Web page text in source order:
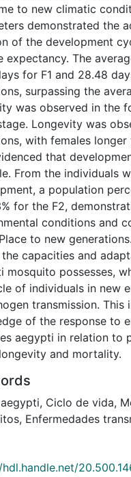
to new climatic
demonstrated the
of the development
expectancy. The
for F1 and 28.48
surpassing the
was observed in the
Longevity was
with females longer
that
From the individuals
a population
for the F2,
conditions and
to new
capacities and
mosquito possesses,
of individuals in new
transmission.
of the response to
aegypti in relation to
and mortality.
, Ciclo de vida,
, Enfermedades